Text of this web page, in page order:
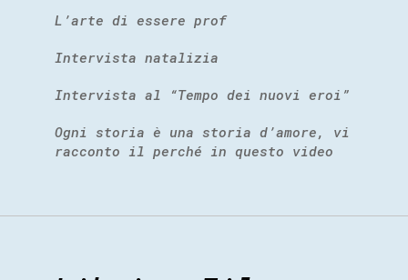
L’arte di essere prof
Intervista natalizia
Intervista al “Tempo dei nuovi eroi”
Ogni storia è una storia d’amore, vi
racconto il perché in questo video